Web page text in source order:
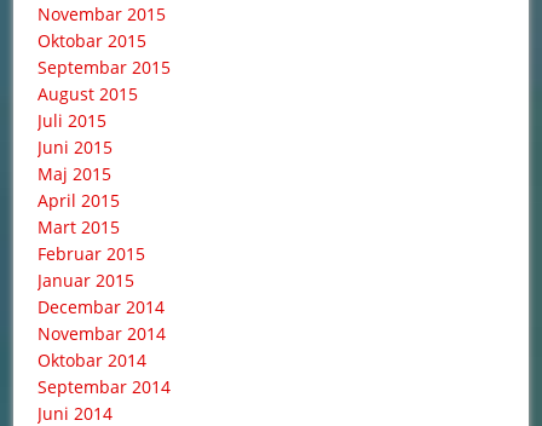
Novembar 2015
Oktobar 2015
Septembar 2015
August 2015
Juli 2015
Juni 2015
Maj 2015
April 2015
Mart 2015
Februar 2015
Januar 2015
Decembar 2014
Novembar 2014
Oktobar 2014
Septembar 2014
Juni 2014